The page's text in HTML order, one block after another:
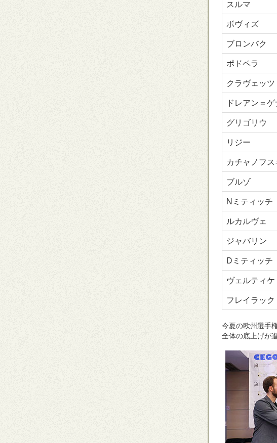
スルマ
ボヴィズ
ブロンバク
ポドペラ
クラヴェッツ
ドレアン＝
グリゴリウ
リジー
カチャノフ
ブルゾ
Nミティッチ
ルカルヴェ
ジャバリン
Dミティッチ
ヴェルティケ
フレイラック
今夏の欧州選手
全体の底上げが